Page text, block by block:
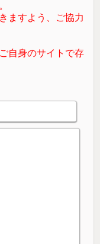
ますよう、ご協力
自身のサイトで存